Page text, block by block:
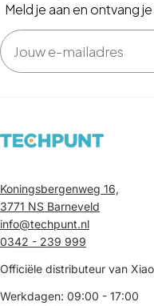
Meld je aan en ontvang
Email
Koningsbergenweg 16,
3771 NS Barneveld
info@techpunt.nl
0342 - 239 999
Officiële distributeur van
Werkdagen: 09:00 - 17:00